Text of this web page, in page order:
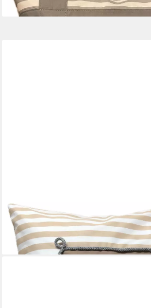
lieferbar - in 9-11 Werktagen bei dir
Dekokissen Maritime Kissenhülle,
Kompass * beige/weiß, 100% Handarbeit
23,95 €
lieferbar - in 9-11 Werktagen bei dir